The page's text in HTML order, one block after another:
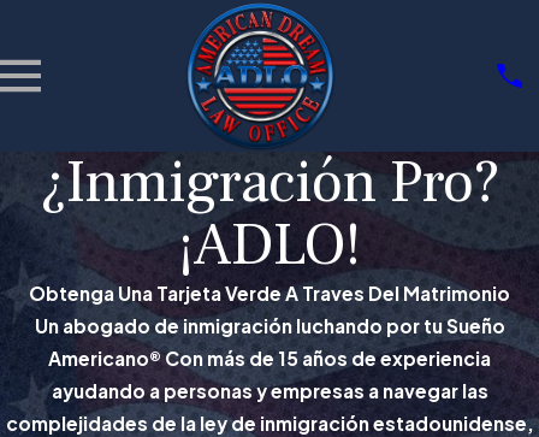
¿Inmigración Pro?
¡ADLO!
Obtenga Una Tarjeta Verde A Traves Del Matrimonio
Un abogado de inmigración luchando por tu Sueño
Americano® Con más de 15 años de experiencia
ayudando a personas y empresas a navegar las
complejidades de la ley de inmigración estadounidense,